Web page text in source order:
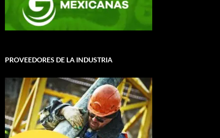
PROVEEDORES DE LA INDUSTRIA